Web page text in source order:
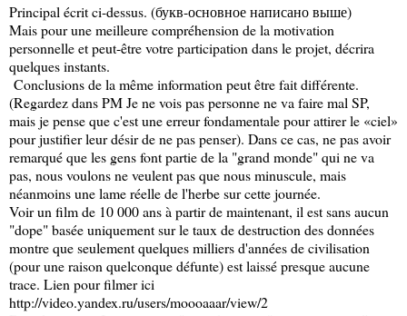
Principal écrit ci-dessus. (букв-основное написано выше)
Mais pour une meilleure compréhension de la motivation
personnelle et peut-être votre participation dans le projet, décrira
quelques instants.
Conclusions de la même information peut être fait différente.
(Regardez dans PM Je ne vois pas personne ne va faire mal SP,
mais je pense que c'est une erreur fondamentale pour attirer le «ciel»
pour justifier leur désir de ne pas penser). Dans ce cas, ne pas avoir
remarqué que les gens font partie de la "grand monde" qui ne va
pas, nous voulons ne veulent pas que nous minuscule, mais
néanmoins une lame réelle de l'herbe sur cette journée.
Voir un film de 10 000 ans à partir de maintenant, il est sans aucun
"dope" basée uniquement sur le taux de destruction des données
montre que seulement quelques milliers d'années de civilisation
(pour une raison quelconque défunte) est laissé presque aucune
trace. Lien pour filmer ici
http://video.yandex.ru/users/moooaaar/view/2